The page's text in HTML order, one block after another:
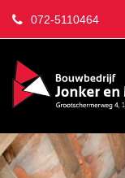
072-5110464